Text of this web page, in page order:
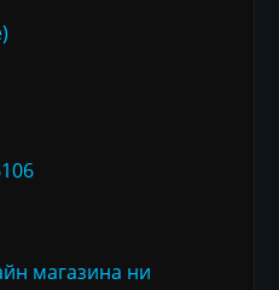
магазина ни